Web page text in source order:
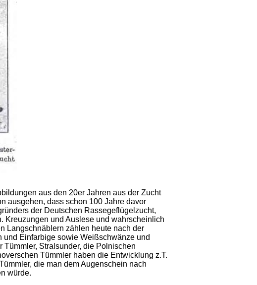
aus den 20er Jahren aus der Zucht
ausgehen, dass schon 100 Jahre davor
der Deutschen Rassegeflügelzucht,
Kreuzungen und Auslese und wahrscheinlich
Langschnäblern zählen heute nach der
und Einfarbige sowie Weißschwänze und
Stralsunder, die Polnischen
Tümmler haben die Entwicklung z.T.
die man dem Augenschein nach
würde.